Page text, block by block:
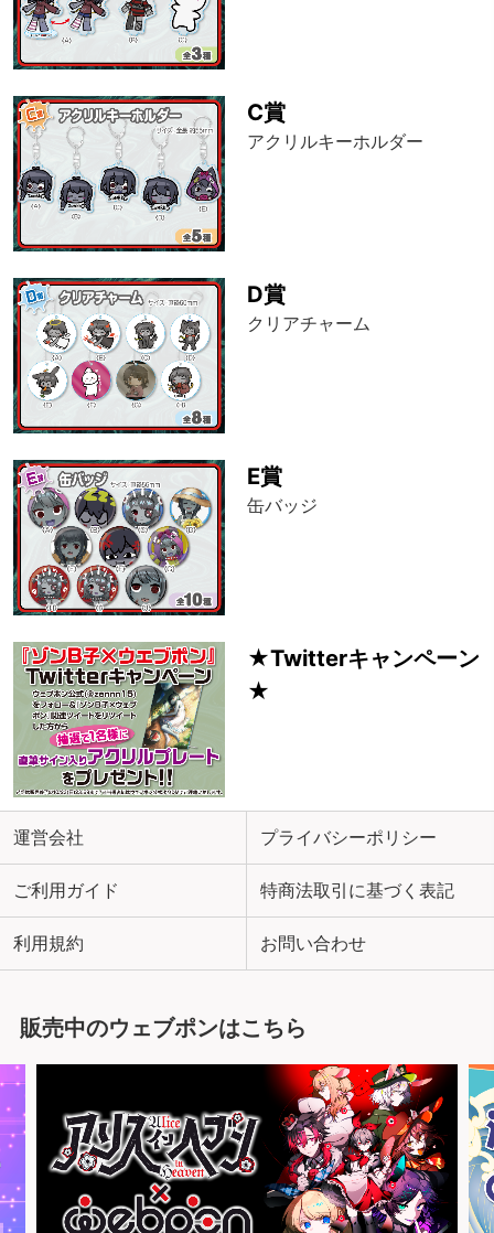
C賞
アクリルキーホルダー
D賞
クリアチャーム
E賞
缶バッジ
★Twitterキャンペーン
★
運営会社 プライバシーポリシー
ご利用ガイド 特商法取引に基づく表記
利用規約 お問い合わせ
販売中のウェブポンはこちら